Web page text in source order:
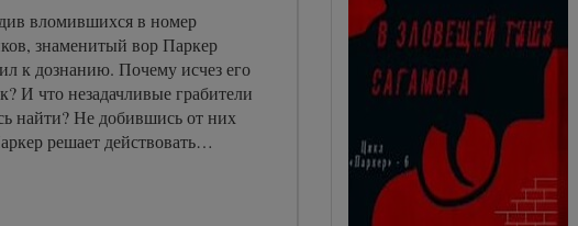
вломившихся в номер
знаменитый вор Паркер
к дознанию. Почему исчез его
И что незадачливые грабители
найти? Не добившись от них
решает действовать…